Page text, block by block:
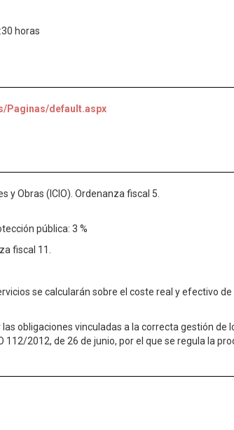
horas
Paginas/default.aspx
y Obras (ICIO). Ordenanza fiscal 5.
pública: 3 %
fiscal 11.
se calcularán sobre el coste real y efectivo
obligaciones vinculadas a la correcta gestión de
112/2012, de 26 de junio, por el que se regula la